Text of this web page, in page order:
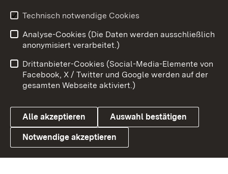
Link zum Landesportal
Impressum
Kontakt
Barrierefreiheit
Datenschutz
Cookies
Technisch notwendige Cookies
Analyse-Cookies (Die Daten werden ausschließlich
anonymisiert verarbeitet.)
Drittanbieter-Cookies (Social-Media-Elemente von
Facebook, X / Twitter und Google werden auf der
gesamten Webseite aktiviert.)
Alle akzeptieren Auswahl bestätigen
Notwendige akzeptieren